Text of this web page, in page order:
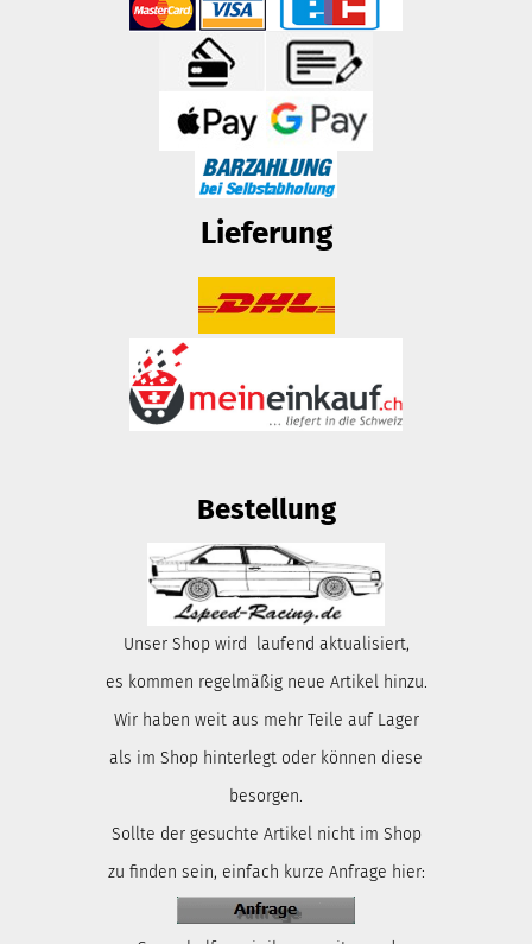
Lieferung
Bestellung
Unser Shop wird laufend aktualisiert,
es kommen regelmäßig neue Artikel hinzu.
Wir haben weit aus mehr Teile auf Lager
als im Shop hinterlegt oder können diese
besorgen.
Sollte der gesuchte Artikel nicht im Shop
zu finden sein, einfach kurze Anfrage hier: